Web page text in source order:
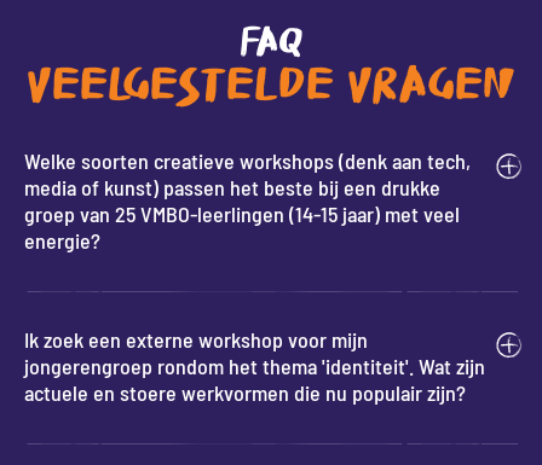
FAQ
VEELGESTELDE VRAGEN
Welke soorten creatieve workshops (denk aan tech,
media of kunst) passen het beste bij een drukke
groep van 25 VMBO-leerlingen (14-15 jaar) met veel
energie?
Ik zoek een externe workshop voor mijn
jongerengroep rondom het thema 'identiteit'. Wat zijn
actuele en stoere werkvormen die nu populair zijn?